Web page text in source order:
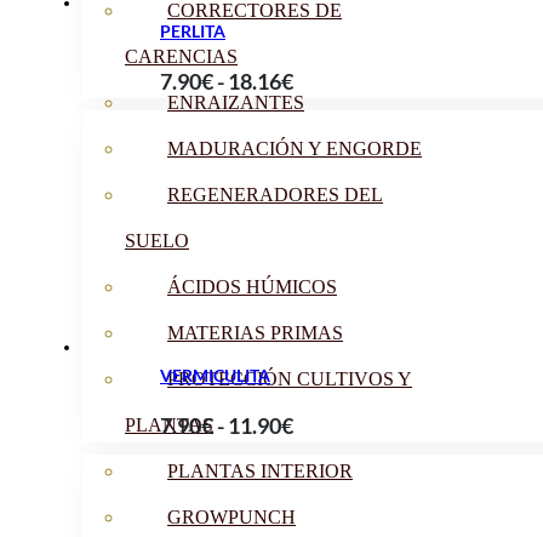
CORRECTORES DE
CARENCIAS
ENRAIZANTES
MADURACIÓN Y ENGORDE
REGENERADORES DEL
SUELO
ÁCIDOS HÚMICOS
MATERIAS PRIMAS
PROTECCIÓN CULTIVOS Y
PLANTAS
PLANTAS INTERIOR
GROWPUNCH
PERLITA
7.90€-18.16€Rango
de
precios:
7.90€
18.16€
VERMICULITA
7.90€-11.90€Rango
desde